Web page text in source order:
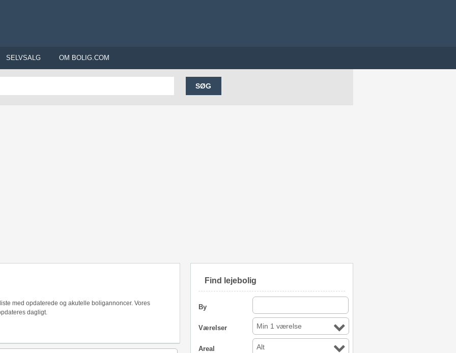
SELVSALG OM BOLIG.COM
SØG
med opdaterede og akutelle boligannoncer. Vores
dagligt.
Find lejebolig
By
Værelser Min 1 værelse
Areal Alt